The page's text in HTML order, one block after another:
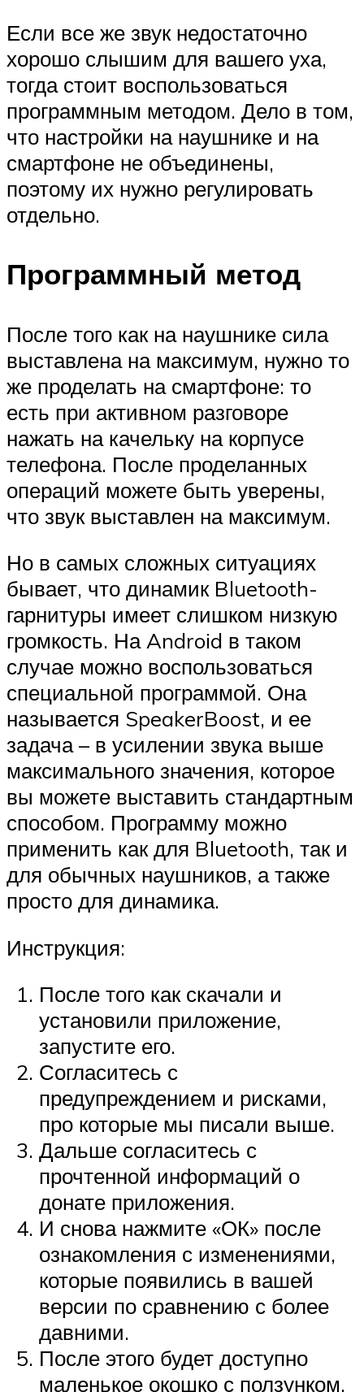
Если все же звук недостаточно
хорошо слышим для вашего уха,
тогда стоит воспользоваться
программным методом. Дело в том,
что настройки на наушнике и на
смартфоне не объединены,
поэтому их нужно регулировать
отдельно.
Программный метод
После того как на наушнике сила
выставлена на максимум, нужно то
же проделать на смартфоне: то
есть при активном разговоре
нажать на качельку на корпусе
телефона. После проделанных
операций можете быть уверены,
что звук выставлен на максимум.
Но в самых сложных ситуациях
бывает, что динамик Bluetooth-
гарнитуры имеет слишком низкую
громкость. На Android в таком
случае можно воспользоваться
специальной программой. Она
называется SpeakerBoost, и ее
задача – в усилении звука выше
максимального значения, которое
вы можете выставить стандартным
способом. Программу можно
применить как для Bluetooth, так и
для обычных наушников, а также
просто для динамика.
Инструкция:
После того как скачали и
установили приложение,
запустите его.
Согласитесь с
предупреждением и рисками,
про которые мы писали выше.
Дальше согласитесь с
прочтенной информаций о
донате приложения.
И снова нажмите «ОК» после
ознакомления с изменениями,
которые появились в вашей
версии по сравнению с более
давними.
После этого будет доступно
маленькое окошко с ползунком,